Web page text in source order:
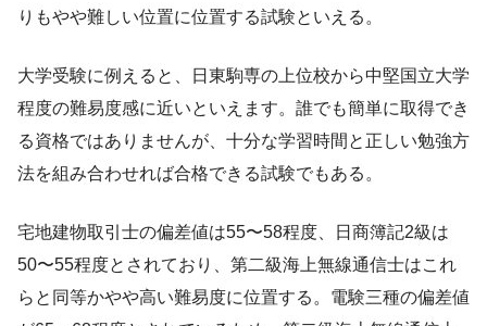
りもやや難しい位置に位置する試験といえる。
大学受験に例えると、日東駒専の上位校から中堅国立大学
程度の難易度感に近いといえます。誰でも簡単に取得でき
る資格ではありませんが、十分な学習時間と正しい勉強方
法を組み合わせれば合格できる試験でもある。
宅地建物取引士の偏差値は55〜58程度、日商簿記2級は
50〜55程度とされており、第二級海上無線通信士はこれ
らと同等かやや高い難易度に位置する。電験三種の偏差値